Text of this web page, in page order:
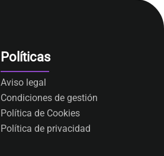
Políticas
Aviso legal
Condiciones de gestión
Política de Cookies
Política de privacidad